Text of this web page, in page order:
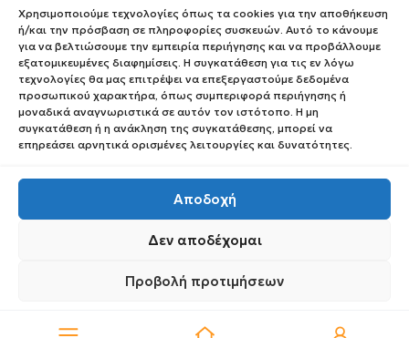
Χρησιμοποιούμε τεχνολογίες όπως τα cookies για την αποθήκευση
ή/και την πρόσβαση σε πληροφορίες συσκευών. Αυτό το κάνουμε
για να βελτιώσουμε την εμπειρία περιήγησης και να προβάλλουμε
εξατομικευμένες διαφημίσεις. Η συγκατάθεση για τις εν λόγω
τεχνολογίες θα μας επιτρέψει να επεξεργαστούμε δεδομένα
προσωπικού χαρακτήρα, όπως συμπεριφορά περιήγησης ή
μοναδικά αναγνωριστικά σε αυτόν τον ιστότοπο. Η μη
συγκατάθεση ή η ανάκληση της συγκατάθεσης, μπορεί να
επηρεάσει αρνητικά ορισμένες λειτουργίες και δυνατότητες.
Αποδοχή
Δεν αποδέχομαι
Προβολή προτιμήσεων
Πολιτική Απορρήτου
Τρόποι Αποστολής
Τρόποι Πληρωμής
Επιστροφές Προϊόντων
Κέρδισε Κουπόνι
Έκπτωσης